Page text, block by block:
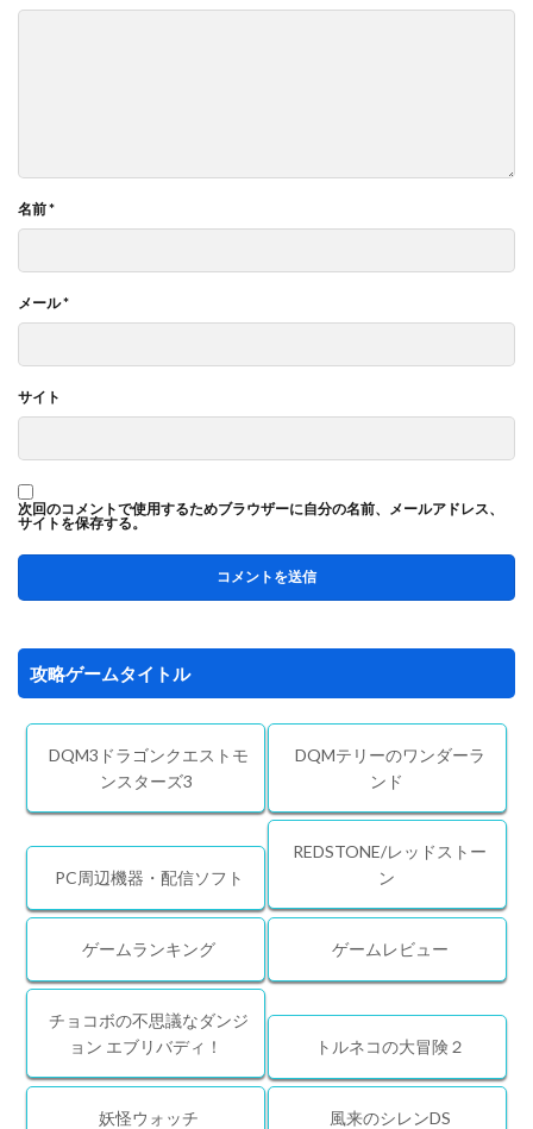
名前*
メール*
サイト
次回のコメントで使用するためブラウザーに自分の名前、メールアドレス、
サイトを保存する。
攻略ゲームタイトル
DQM3ドラゴンクエストモ
ンスターズ3
DQMテリーのワンダーラ
ンド
PC周辺機器・配信ソフト
REDSTONE/レッドストー
ン
ゲームランキング ゲームレビュー
チョコボの不思議なダンジ
ョン エブリバディ！
トルネコの大冒険２
妖怪ウォッチ 風来のシレンDS